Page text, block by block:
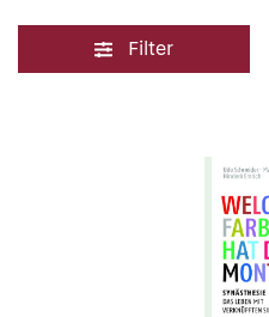
Filter